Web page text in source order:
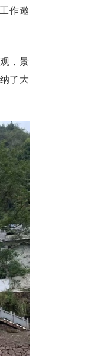
作邀
，景
了大